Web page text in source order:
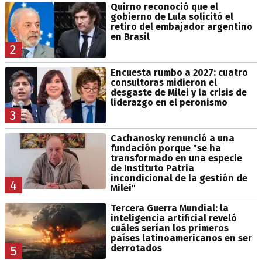
2
Quirno reconoció que el
gobierno de Lula solicitó el
retiro del embajador argentino
en Brasil
3
Encuesta rumbo a 2027: cuatro
consultoras midieron el
desgaste de Milei y la crisis de
liderazgo en el peronismo
4
Cachanosky renunció a una
fundación porque "se ha
transformado en una especie
de Instituto Patria
incondicional de la gestión de
Milei"
5
Tercera Guerra Mundial: la
inteligencia artificial reveló
cuáles serían los primeros
países latinoamericanos en ser
derrotados